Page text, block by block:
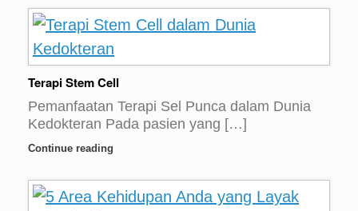
Terapi Stem Cell
Pemanfaatan Terapi Sel Punca dalam Dunia
Kedokteran Pada pasien yang […]
Continue reading